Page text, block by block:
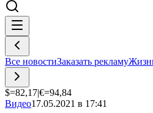
Все новостиЗаказать рекламу
$=82,17|€=94,84
Видео17.05.2021 в 17:41